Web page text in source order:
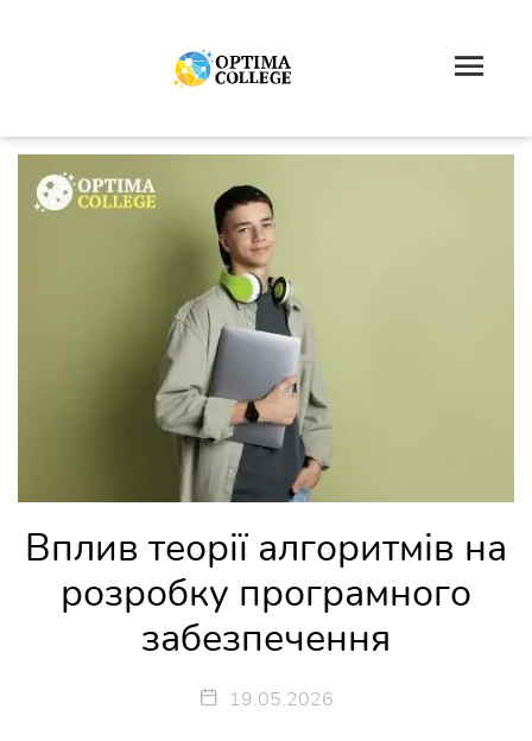
Вплив теорії алгоритмів на
розробку програмного
забезпечення
19.05.2026